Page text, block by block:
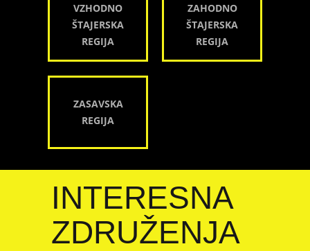
VZHODNO
ŠTAJERSKA
REGIJA
ZAHODNO
ŠTAJERSKA
REGIJA
ZASAVSKA
REGIJA
INTERESNA
ZDRUŽENJA